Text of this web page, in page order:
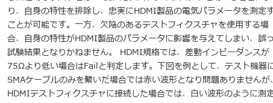
り、自身の特性を排除し、忠実にHDMI製品の電気パラメータを測定
ことが可能です。一方、欠陥のあるテストフィクスチャを使用する場
合、自身の特性がHDMI製品のパラメータに影響を与えてしまい、誤
試験結果となりかねません。 HDMI規格では、差動インピーダンスが
75Ωより低い場合はFailと判定します。下図を例として、テスト機器
SMAケーブルのみを繋いだ場合では赤い波形となり問題ありませんが、
HDMIテストフィクスチャに接続した場合では、白い波形のように測